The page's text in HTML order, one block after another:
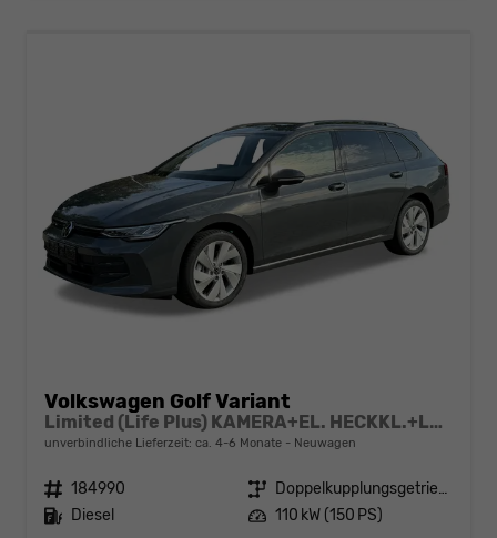
Volkswagen Golf Variant
Limited (Life Plus) KAMERA+EL. HECKKL.+LED+17" ALU+ACC
unverbindliche Lieferzeit: ca. 4-6 Monate Neuwagen
Fahrzeugnr. 184990 Getriebe
Doppelkupplungsgetriebe (DSG)
Kraftstoff Diesel Leistung 110 kW (150 PS)